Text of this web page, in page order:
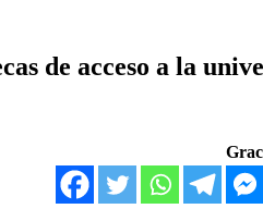
de acceso a la